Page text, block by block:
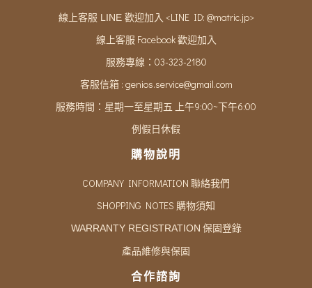
線上客服 LINE 歡迎加入 <LINE ID: @matric.jp>
線上客服 Facebook 歡迎加入
服務專線：03-323-2180
客服信箱 : genios.service@gmail.com
服務時間：星期一至星期五 上午9:00~下午6:00
例假日休假
購物說明
COMPANY INFORMATION 聯絡我們
SHOPPING NOTES 購物須知
WARRANTY REGISTRATION 保固登錄
產品維修與保固
合作諮詢